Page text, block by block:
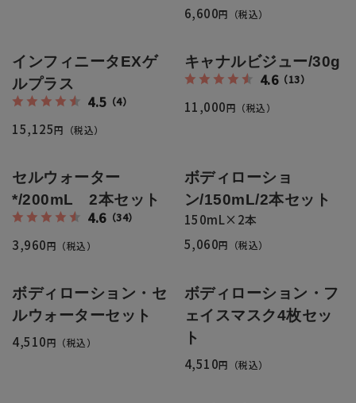
6,600円（税込）
インフィニータEXゲ
ルプラス
4.5（4）
15,125円（税込）
キャナルビジュー/30g
4.6（13）
11,000円（税込）
セルウォーター
*/200mL 2本セット
4.6（34）
3,960円（税込）
ボディローショ
ン/150mL/2本セット
150mL×2本
5,060円（税込）
ボディローション・セ
ルウォーターセット
4,510円（税込）
ボディローション・フ
ェイスマスク4枚セッ
ト
4,510円（税込）